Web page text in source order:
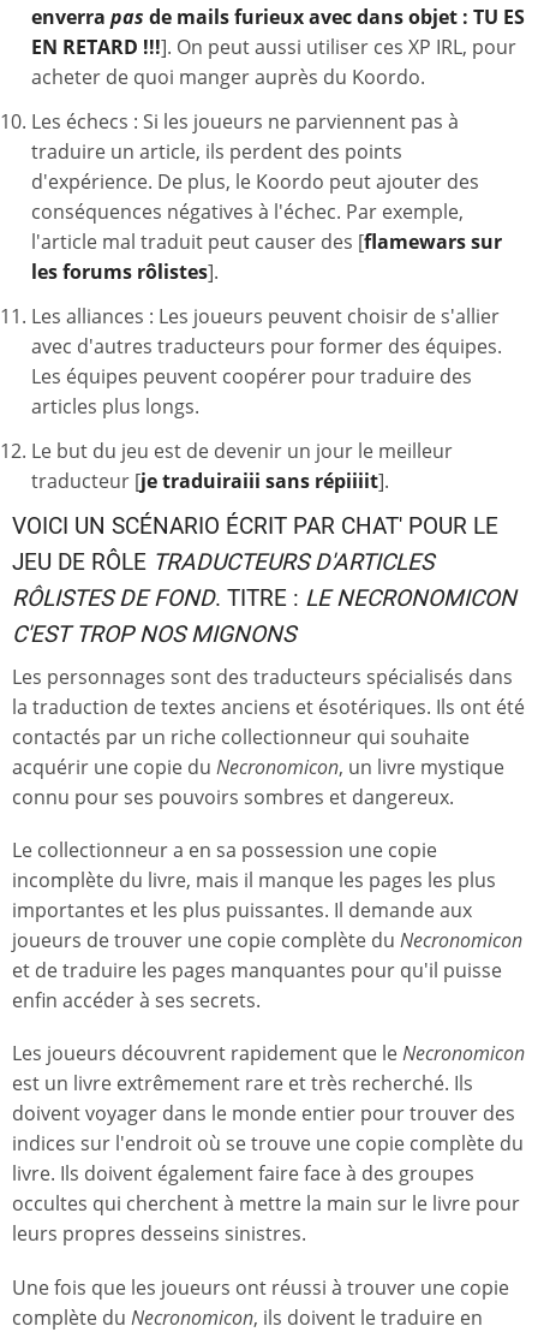
enverra pas de mails furieux avec dans objet : TU ES
EN RETARD !!!]. On peut aussi utiliser ces XP IRL, pour
acheter de quoi manger auprès du Koordo.
Les échecs : Si les joueurs ne parviennent pas à
traduire un article, ils perdent des points
d'expérience. De plus, le Koordo peut ajouter des
conséquences négatives à l'échec. Par exemple,
l'article mal traduit peut causer des [flamewars sur
les forums rôlistes].
Les alliances : Les joueurs peuvent choisir de s'allier
avec d'autres traducteurs pour former des équipes.
Les équipes peuvent coopérer pour traduire des
articles plus longs.
Le but du jeu est de devenir un jour le meilleur
traducteur [je traduiraiii sans répiiiit].
VOICI UN SCÉNARIO ÉCRIT PAR CHAT' POUR LE
JEU DE RÔLE TRADUCTEURS D'ARTICLES
RÔLISTES DE FOND. TITRE : LE NECRONOMICON
C'EST TROP NOS MIGNONS
Les personnages sont des traducteurs spécialisés dans
la traduction de textes anciens et ésotériques. Ils ont été
contactés par un riche collectionneur qui souhaite
acquérir une copie du Necronomicon, un livre mystique
connu pour ses pouvoirs sombres et dangereux.
Le collectionneur a en sa possession une copie
incomplète du livre, mais il manque les pages les plus
importantes et les plus puissantes. Il demande aux
joueurs de trouver une copie complète du Necronomicon
et de traduire les pages manquantes pour qu'il puisse
enfin accéder à ses secrets.
Les joueurs découvrent rapidement que leNecronomicon
est un livre extrêmement rare et très recherché. Ils
doivent voyager dans le monde entier pour trouver des
indices sur l'endroit où se trouve une copie complète du
livre. Ils doivent également faire face à des groupes
occultes qui cherchent à mettre la main sur le livre pour
leurs propres desseins sinistres.
Une fois que les joueurs ont réussi à trouver une copie
complète du Necronomicon, ils doivent le traduire en